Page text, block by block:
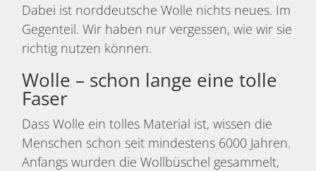
Dabei ist norddeutsche Wolle nichts neues. Im
Gegenteil. Wir haben nur vergessen, wie wir sie
richtig nutzen können.
Wolle – schon lange eine tolle
Faser
Dass Wolle ein tolles Material ist, wissen die
Menschen schon seit mindestens 6000 Jahren.
Anfangs wurden die Wollbüschel gesammelt,